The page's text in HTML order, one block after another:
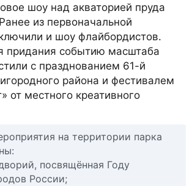
шоу над акваторией пруда
из первоначальной
и шоу флайбордистов.
придания событию масштаба
с празднованием 61-й
района и фестивалем
от местного креативного
на территории парка
посвящённая Году
России;